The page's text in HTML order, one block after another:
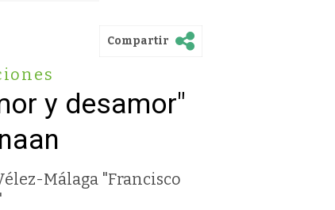
Compartir
y desamor"
Málaga "Francisco